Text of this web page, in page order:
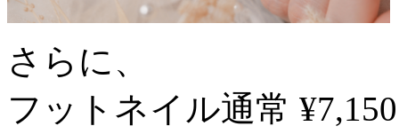
さらに、
フットネイル通常